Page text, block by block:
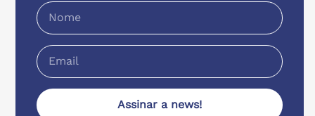
Assinar a news!